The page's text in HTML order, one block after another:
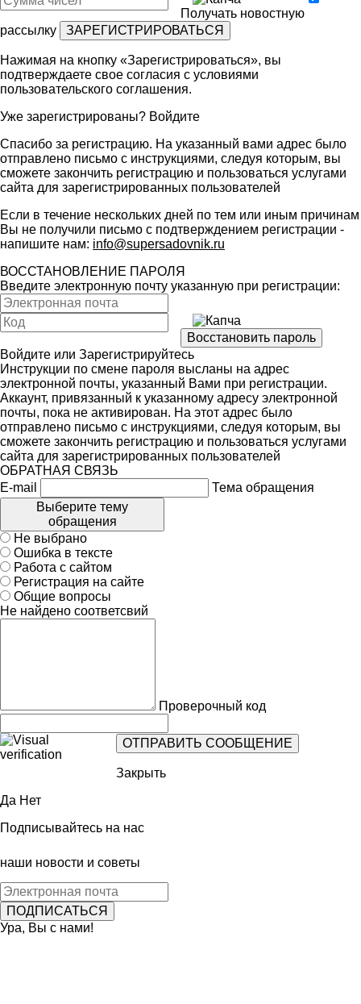
Получать новостную
рассылку
Нажимая на кнопку «Зарегистрироваться», вы
подтверждаете свое согласия с условиями
пользовательского соглашения.
Уже зарегистрированы? Войдите
Спасибо за регистрацию. На указанный вами адрес было
отправлено письмо с инструкциями, следуя которым, вы
сможете закончить регистрацию и пользоваться услугами
сайта для зарегистрированных пользователей
Если в течение нескольких дней по тем или иным причинам
Вы не получили письмо с подтверждением регистрации -
напишите нам: info@supersadovnik.ru
ВОССТАНОВЛЕНИЕ ПАРОЛЯ
Введите электронную почту указанную при регистрации:
Войдите или Зарегистрируйтесь
Инструкции по смене пароля высланы на адрес
электронной почты, указанный Вами при регистрации.
Аккаунт, привязанный к указанному адресу электронной
почты, пока не активирован. На этот адрес было
отправлено письмо с инструкциями, следуя которым, вы
сможете закончить регистрацию и пользоваться услугами
сайта для зарегистрированных пользователей
ОБРАТНАЯ СВЯЗЬ
E-mail
Тема обращения
Выберите тему
обращения
Не выбрано
Ошибка в тексте
Работа с сайтом
Регистрация на сайте
Общие вопросы
Не найдено соответсвий
Проверочный код
Закрыть
Да Нет
Подписывайтесь на нас
наши новости и советы
Ура, Вы с нами!